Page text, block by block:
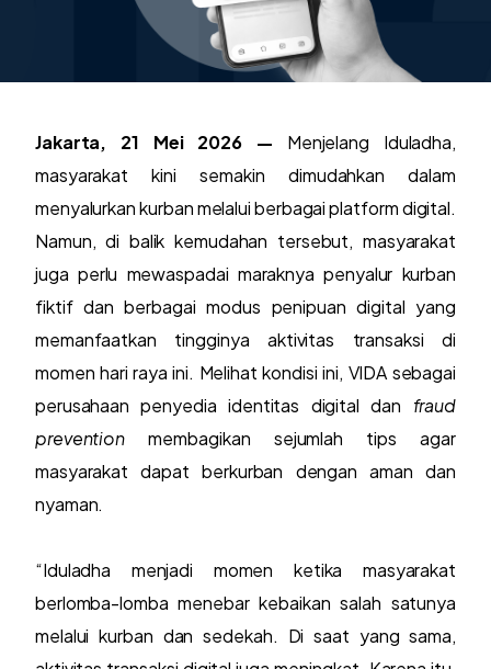
Jakarta, 21 Mei 2026 — Menjelang Iduladha,
masyarakat kini semakin dimudahkan dalam
menyalurkan kurban melalui berbagai platform digital.
Namun, di balik kemudahan tersebut, masyarakat
juga perlu mewaspadai maraknya penyalur kurban
fiktif dan berbagai modus penipuan digital yang
memanfaatkan tingginya aktivitas transaksi di
momen hari raya ini. Melihat kondisi ini, VIDA sebagai
perusahaan penyedia identitas digital dan fraud
prevention membagikan sejumlah tips agar
masyarakat dapat berkurban dengan aman dan
nyaman.
“Iduladha menjadi momen ketika masyarakat
berlomba-lomba menebar kebaikan salah satunya
melalui kurban dan sedekah. Di saat yang sama,